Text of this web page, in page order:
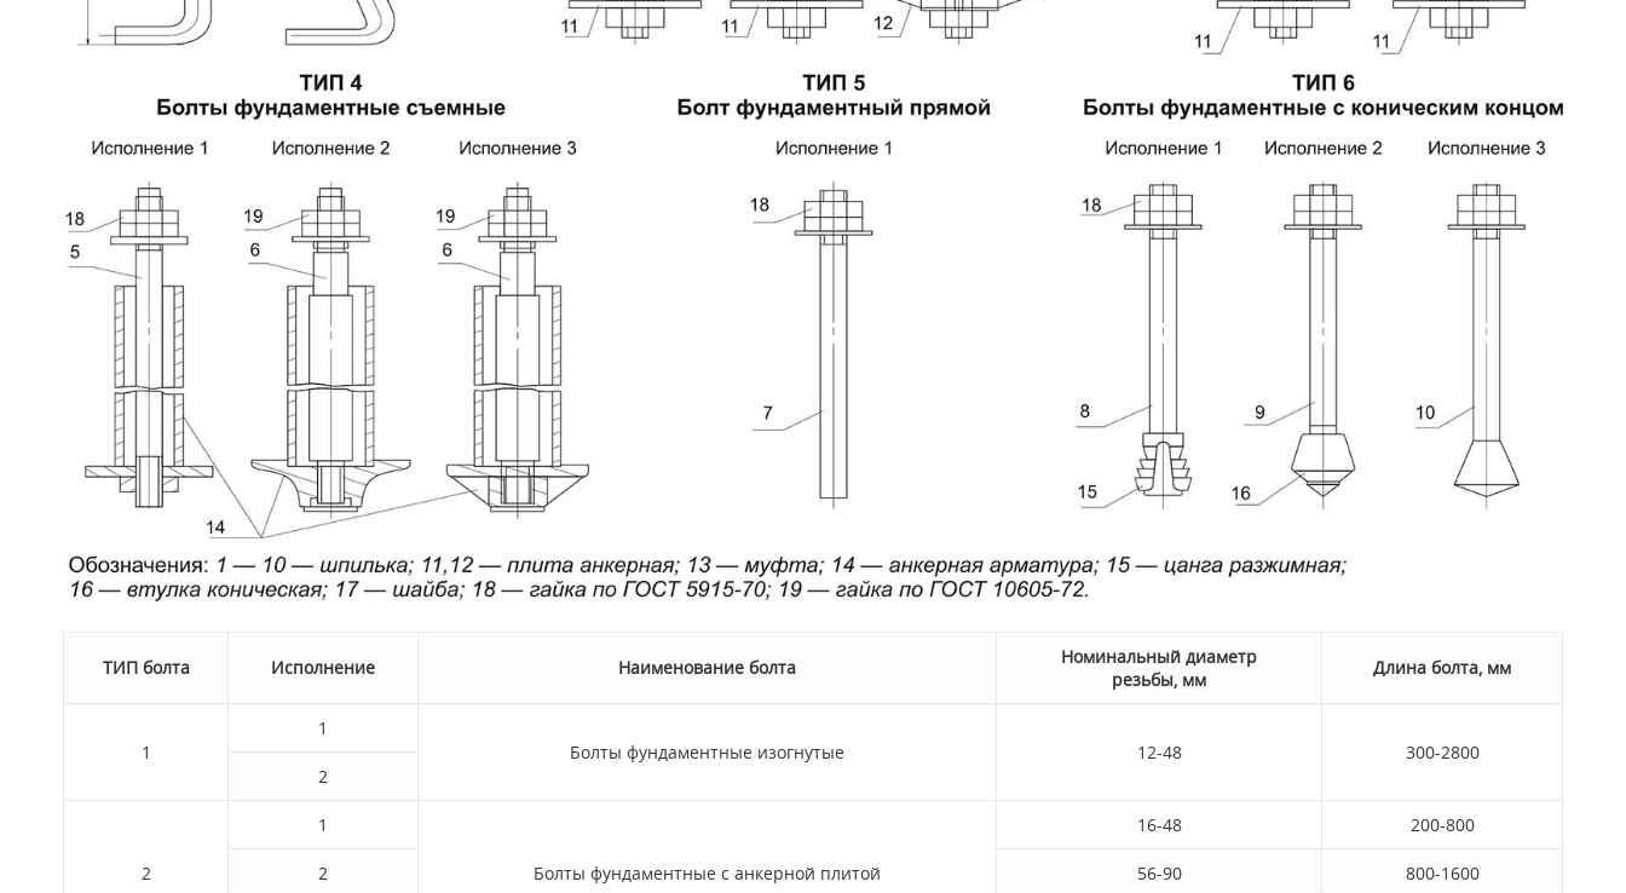
ТИП болта Исполнение Наименование болта
Номинальный диаметр
резьбы, мм
Длина болта, мм
1
1
Болты фундаментные изогнутые
12-48
300-2800
2
2
1
Болты фундаментные с анкерной плитой
16-48 200-800
2 56-90 800-1600